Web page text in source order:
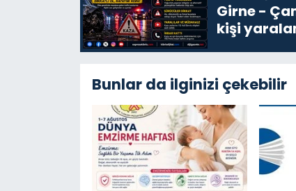
Girne -
kişi
Bunlar da ilginizi çekebilir